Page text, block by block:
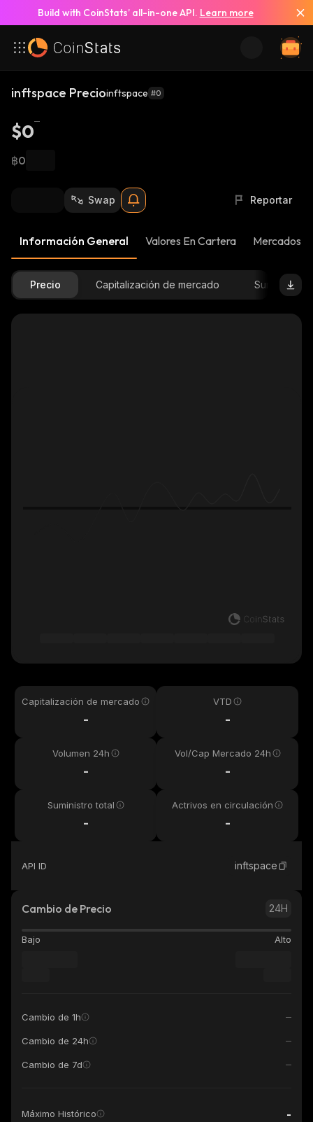
Build with CoinStats’ all-in-one API. Learn more
inftspace Precioinftspace #0
$0
฿0
Swap Reportar
Información General Valores En Cartera Mercados
Precio Capitalización de mercado Suministro
Capitalización de mercado
-
VTD
-
Volumen 24h
-
Vol/Cap Mercado 24h
-
Suministro total
-
Actrivos en circulación
-
API ID inftspace
Cambio de Precio 24H
Bajo Alto
Cambio de 1h
Cambio de 24h
Cambio de 7d
Máximo Histórico -